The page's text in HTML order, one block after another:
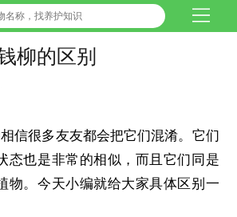
柳的区别
信很多友友都会把它们混淆。它们
态也是非常的相似，而且它们同是
物。今天小编就给大家具体区别一